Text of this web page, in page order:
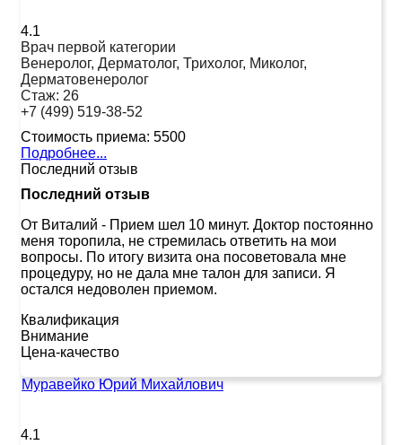
4.1
Врач первой категории
Венеролог, Дерматолог, Трихолог, Миколог,
Дерматовенеролог
Стаж: 26
+7 (499) 519-38-52
Стоимость приема: 5500
Подробнее...
Последний отзыв
Последний отзыв
От Виталий - Прием шел 10 минут. Доктор постоянно
меня торопила, не стремилась ответить на мои
вопросы. По итогу визита она посоветовала мне
процедуру, но не дала мне талон для записи. Я
остался недоволен приемом.
Квалификация
Внимание
Цена-качество
Муравейко Юрий Михайлович
4.1